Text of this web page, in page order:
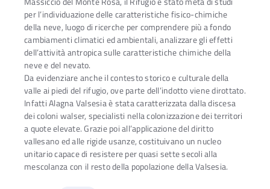
per l’individuazione delle caratteristiche fisico-chimiche
della neve, luogo di ricerche per comprendere più a fondo
cambiamenti climatici ed ambientali, analizzare gli effetti
dell’attività antropica sulle caratteristiche chimiche della
neve e del nevato.
Da evidenziare anche il contesto storico e culturale della
valle ai piedi del rifugio, ove parte dell’indotto viene dirottato.
Infatti Alagna Valsesia è stata caratterizzata dalla discesa
dei coloni walser, specialisti nella colonizzazione dei territori
a quote elevate. Grazie poi all’applicazione del diritto
vallesano ed alle rigide usanze, costituivano un nucleo
unitario capace di resistere per quasi sette secoli alla
mescolanza con il resto della popolazione della Valsesia.